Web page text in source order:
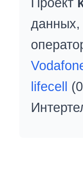
Проект
lifecell